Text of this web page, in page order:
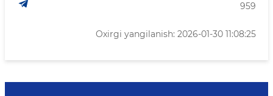
959
Oxirgi yangilanish: 2026-01-30 11:08:25